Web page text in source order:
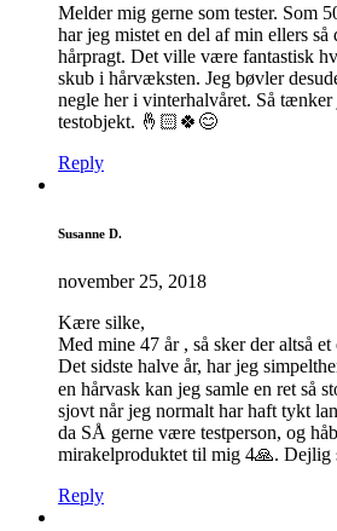
Melder mig gerne som tester. Som
har jeg mistet en del af min ellers
hårpragt. Det ville være fantastisk
skub i hårvæksten. Jeg bøvler
negle her i vinterhalvåret. Så
testobjekt. 🤞🏻🍀😊
Reply
Susanne D.
november 25, 2018
Kære silke,
Med mine 47 år , så sker der altså
Det sidste halve år, har jeg
en hårvask kan jeg samle en ret så
sjovt når jeg normalt har haft tykt
da SÅ gerne være testperson, og
mirakelproduktet til mig 4🙏. Dejlig
Reply